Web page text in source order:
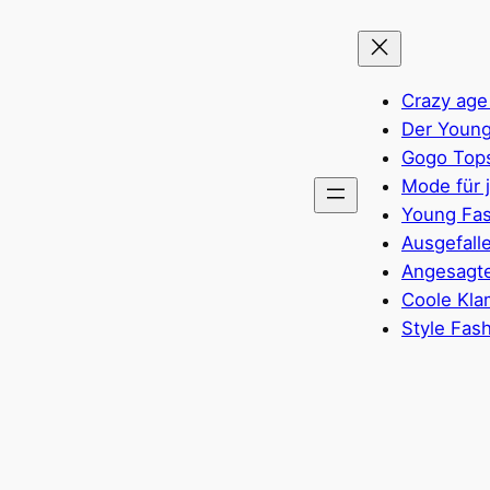
Crazy
Der
Gogo
Mode für
Young
Coole
Style